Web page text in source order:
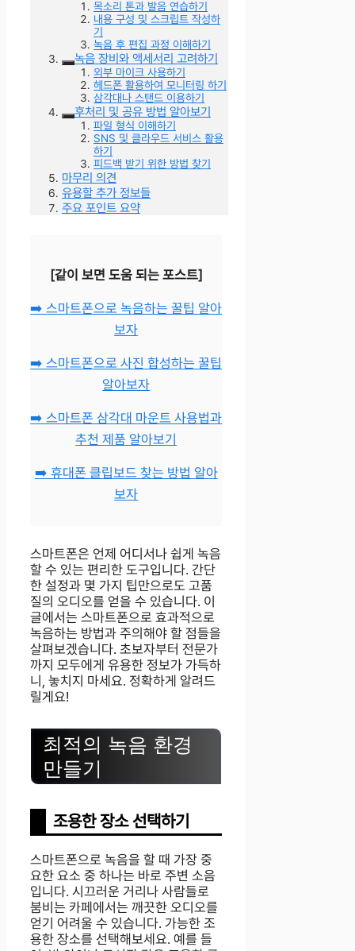
목소리 톤과 발음 연습하기
내용 구성 및 스크립트 작성하
기
녹음 후 편집 과정 이해하기
녹음 장비와 액세서리 고려하기
외부 마이크 사용하기
헤드폰 활용하여 모니터링 하기
삼각대나 스탠드 이용하기
후처리 및 공유 방법 알아보기
파일 형식 이해하기
SNS 및 클라우드 서비스 활용
하기
피드백 받기 위한 방법 찾기
마무리 의견
유용할 추가 정보들
주요 포인트 요약
[같이 보면 도움 되는 포스트]
➡️ 스마트폰으로 녹음하는 꿀팁 알아
보자
➡️ 스마트폰으로 사진 합성하는 꿀팁
알아보자
➡️ 스마트폰 삼각대 마운트 사용법과
추천 제품 알아보기
➡️ 휴대폰 클립보드 찾는 방법 알아
보자
스마트폰은 언제 어디서나 쉽게 녹음
할 수 있는 편리한 도구입니다. 간단
한 설정과 몇 가지 팁만으로도 고품
질의 오디오를 얻을 수 있습니다. 이
글에서는 스마트폰으로 효과적으로
녹음하는 방법과 주의해야 할 점들을
살펴보겠습니다. 초보자부터 전문가
까지 모두에게 유용한 정보가 가득하
니, 놓치지 마세요. 정확하게 알려드
릴게요!
최적의 녹음 환경
만들기
조용한 장소 선택하기
스마트폰으로 녹음을 할 때 가장 중
요한 요소 중 하나는 바로 주변 소음
입니다. 시끄러운 거리나 사람들로
붐비는 카페에서는 깨끗한 오디오를
얻기 어려울 수 있습니다. 가능한 조
용한 장소를 선택해보세요. 예를 들